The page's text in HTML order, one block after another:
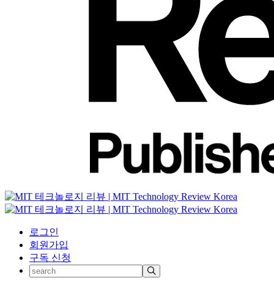
로그인
회원가입
구독 신청